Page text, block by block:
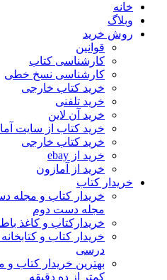
خانه
وبلاگ
روش خرید
قوانین
کارشناسی کتاب
کارشناسی نسخ خطی
خرید کتاب خارجی
خرید تلفنی
خرید آن لاین
خرید کتاب از سایت
خرید کتاب خارجی
خرید از ebay
خرید از آمازون
خریدار کتاب
خریدار کتاب و مجله
مجله دست دوم
خریدارکتاب و کاغذ
خریدار کتاب و
درسی
بهترین خریدار کتاب و
کمتر از ده دقیقه